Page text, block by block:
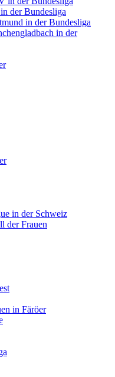
der Bundesliga
in der Bundesliga
in der
in der Schweiz
der Frauen
in Färöer